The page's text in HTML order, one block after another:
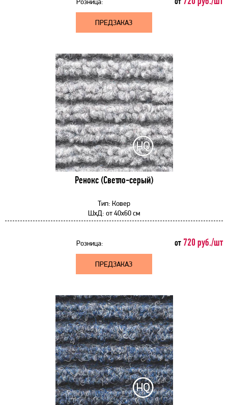
ПРЕДЗАКАЗ
Ренокс (Светло-серый)
Тип: Ковер
ШхД: от40x60 см
Розница: от 720 руб./шт
ПРЕДЗАКАЗ